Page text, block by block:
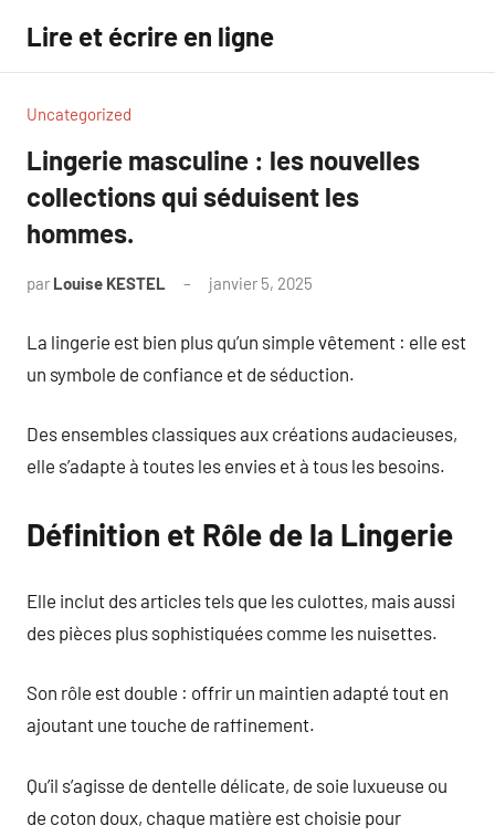
contenu
Lire et écrire en ligne
Uncategorized
Lingerie masculine : les nouvelles
collections qui séduisent les
hommes.
par Louise KESTEL janvier 5, 2025
La lingerie est bien plus qu’un simple vêtement : elle est
un symbole de confiance et de séduction.
Des ensembles classiques aux créations audacieuses,
elle s’adapte à toutes les envies et à tous les besoins.
Définition et Rôle de la Lingerie
Elle inclut des articles tels que les culottes, mais aussi
des pièces plus sophistiquées comme les nuisettes.
Son rôle est double : offrir un maintien adapté tout en
ajoutant une touche de raffinement.
Qu’il s’agisse de dentelle délicate, de soie luxueuse ou
de coton doux, chaque matière est choisie pour